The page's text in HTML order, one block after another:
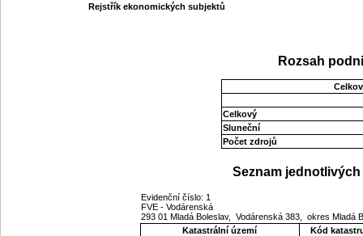
Rejstřík ekonomických subjektů
Rozsah
Celkový
Sluneční
Počet zdrojů
Seznam
Evidenční číslo: 1
FVE - Vodárenská
293 01 Mladá Boleslav, Vodárenská 383, okres Mladá
Katastrální území
Kód